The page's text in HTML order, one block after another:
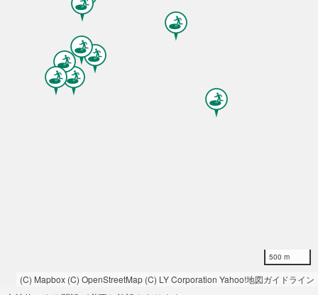
500 m
(C) Mapbox (C) OpenStreetMap (C) LY Corporation Yahoo!地図ガイドライン